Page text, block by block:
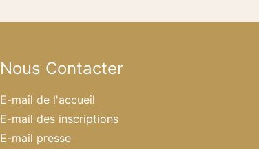
Nous Contacter
E-mail de l'accueil
E-mail des inscriptions
E-mail presse